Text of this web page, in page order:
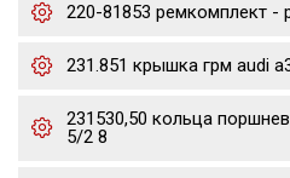
220-81853 ремкомплект -
231.851 крышка грм audi
231530,50 кольца
5/2 8